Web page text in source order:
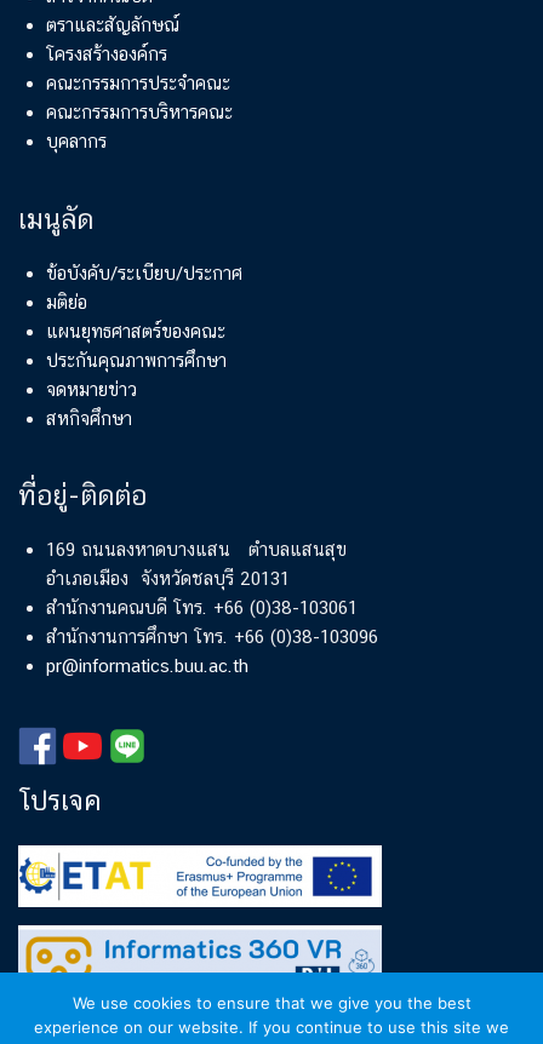
ตราและสัญลักษณ์
โครงสร้างองค์กร
คณะกรรมการประจำคณะ
คณะกรรมการบริหารคณะ
บุคลากร
เมนูลัด
ข้อบังคับ/ระเบียบ/ประกาศ
มติย่อ
แผนยุทธศาสตร์ของคณะ
ประกันคุณภาพการศึกษา
จดหมายข่าว
สหกิจศึกษา
ที่อยู่-ติดต่อ
169 ถนนลงหาดบางแสน ตำบลแสนสุข
อำเภอเมือง จังหวัดชลบุรี 20131
สำนักงานคณบดี โทร. +66 (0)38-103061
สำนักงานการศึกษา โทร. +66 (0)38-103096
pr@informatics.buu.ac.th
โปรเจค
We use cookies to ensure that we give you the best
experience on our website. If you continue to use this site we